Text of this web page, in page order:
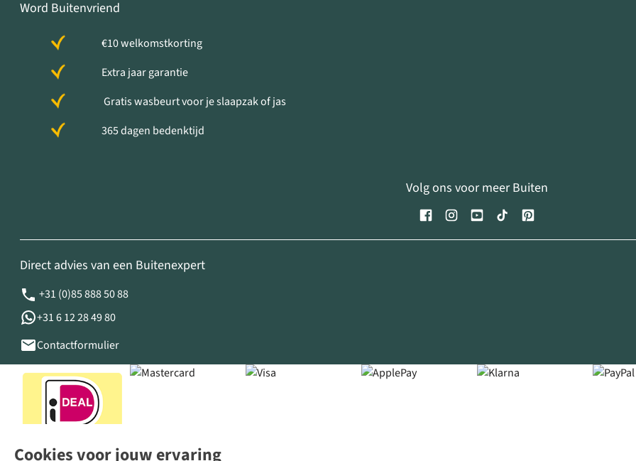
Cookies voor jouw ervaring
Word Buitenvriend
€10 welkomstkorting
Extra jaar garantie
Gratis wasbeurt voor je slaapzak of jas
365 dagen bedenktijd
Volg ons voor meer Buiten
Direct advies van een Buitenexpert
+31 (0)85 888 50 88
+31 6 12 28 49 80
Contactformulier